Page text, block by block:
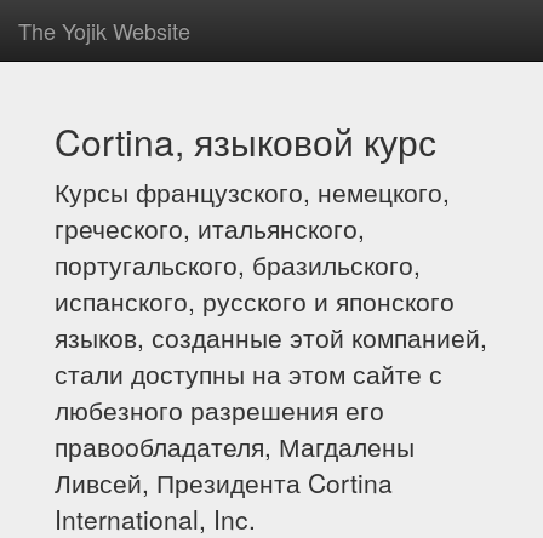
The Yojik Website
Cortina, языковой курс
Курсы французского, немецкого,
греческого, итальянского,
португальского, бразильского,
испанского, русского и японского
языков, созданные этой компанией,
стали доступны на этом сайте с
любезного разрешения его
правообладателя, Магдалены
Ливсей, Президента Cortina
International, Inc.